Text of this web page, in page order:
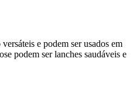
e podem ser usados em
podem ser lanches saudáveis e